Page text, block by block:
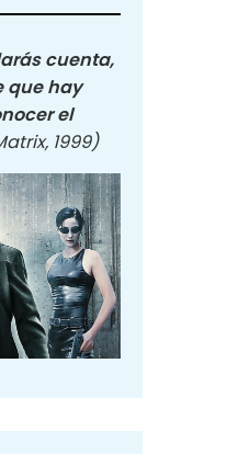
cuenta,
que hay
el
1999)